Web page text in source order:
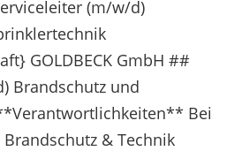
(m/w/d)
GOLDBECK GmbH ##
Brandschutz und
Bei
& Technik